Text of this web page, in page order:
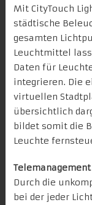
Mit CityTouch
städtische
gesamten
Leuchtmittel
Daten für
integrieren. Die
virtuellen
übersichtlich
bildet somit die
Leuchte
Durch die
bei der jeder